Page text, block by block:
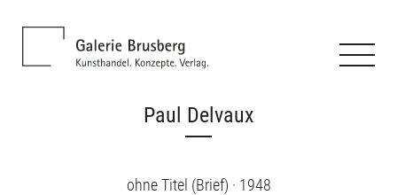
Paul Delvaux
ohne Titel (Brief) · 1948